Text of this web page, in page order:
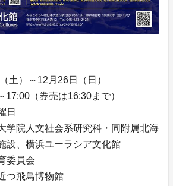
（土）～12月26日（日）
17:00（券売は16:30まで）
日
学院人文社会系研究科・同附属北海
設、横浜ユーラシア文化館
委員会
つ飛鳥博物館